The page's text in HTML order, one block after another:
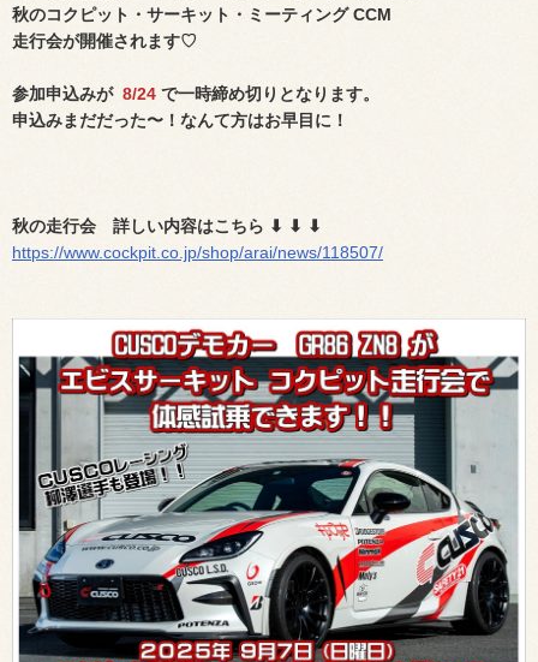
秋のコクピット・サーキット・ミーティング CCM
走行会が開催されます♡
参加申込みが 8/24 で一時締め切りとなります。
申込みまだだった〜！なんて方はお早目に！
秋の走行会 詳しい内容はこちら ⬇︎ ⬇︎ ⬇︎
https://www.cockpit.co.jp/shop/arai/news/118507/